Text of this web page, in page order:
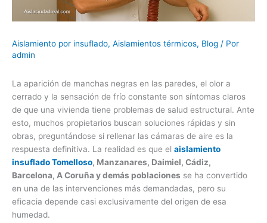
Aislamiento por insuflado, Aislamientos térmicos, Blog / Por
admin
La aparición de manchas negras en las paredes, el olor a
cerrado y la sensación de frío constante son síntomas claros
de que una vivienda tiene problemas de salud estructural. Ante
esto, muchos propietarios buscan soluciones rápidas y sin
obras, preguntándose si rellenar las cámaras de aire es la
respuesta definitiva. La realidad es que el aislamiento
insuflado Tomelloso, Manzanares, Daimiel, Cádiz,
Barcelona, A Coruña y demás poblaciones se ha convertido
en una de las intervenciones más demandadas, pero su
eficacia depende casi exclusivamente del origen de esa
humedad.